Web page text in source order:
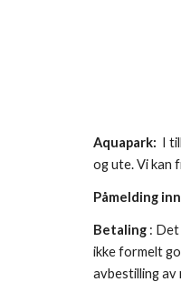
Aquapark: I
og ute. Vi kan
Påmelding
Betaling : Det
ikke formelt
avbestilling av